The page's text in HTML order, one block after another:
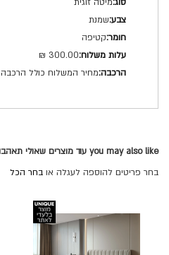
שמנת
קטיפה
300.00 ₪
מחיר המשלוח כולל הרכבה
you may also like עוד מוצרים שאולי תאהבו
בחר פריטים להוספה לעגלה או בחר הכל